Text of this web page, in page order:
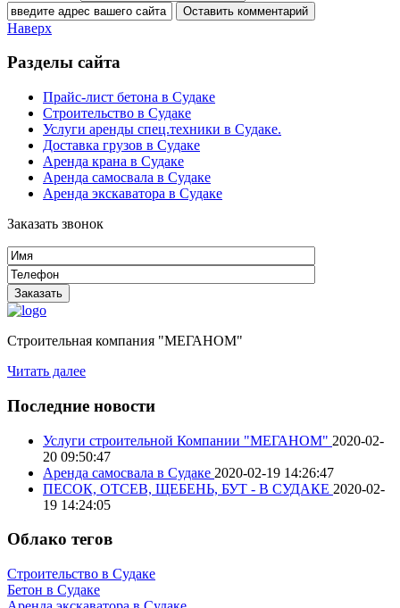
Наверх
Разделы сайта
Прайс-лист бетона в Судаке
Строительство в Судаке
Услуги аренды спец.техники в Судаке.
Доставка грузов в Судаке
Аренда крана в Судаке
Аренда самосвала в Судаке
Аренда экскаватора в Судаке
Заказать звонок
Строительная компания "МЕГАНОМ"
Читать далее
Последние новости
Услуги строительной Компании "МЕГАНОМ" 2020-02-
20 09:50:47
Аренда самосвала в Судаке 2020-02-19 14:26:47
ПЕСОК, ОТСЕВ, ЩЕБЕНЬ, БУТ - В СУДАКЕ 2020-02-
19 14:24:05
Облако тегов
Строительство в Судаке
Бетон в Судаке